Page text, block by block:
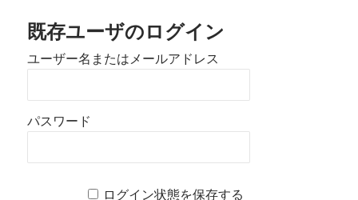
既存ユーザのログイン
ユーザー名またはメールアドレス
パスワード
ログイン状態を保存する